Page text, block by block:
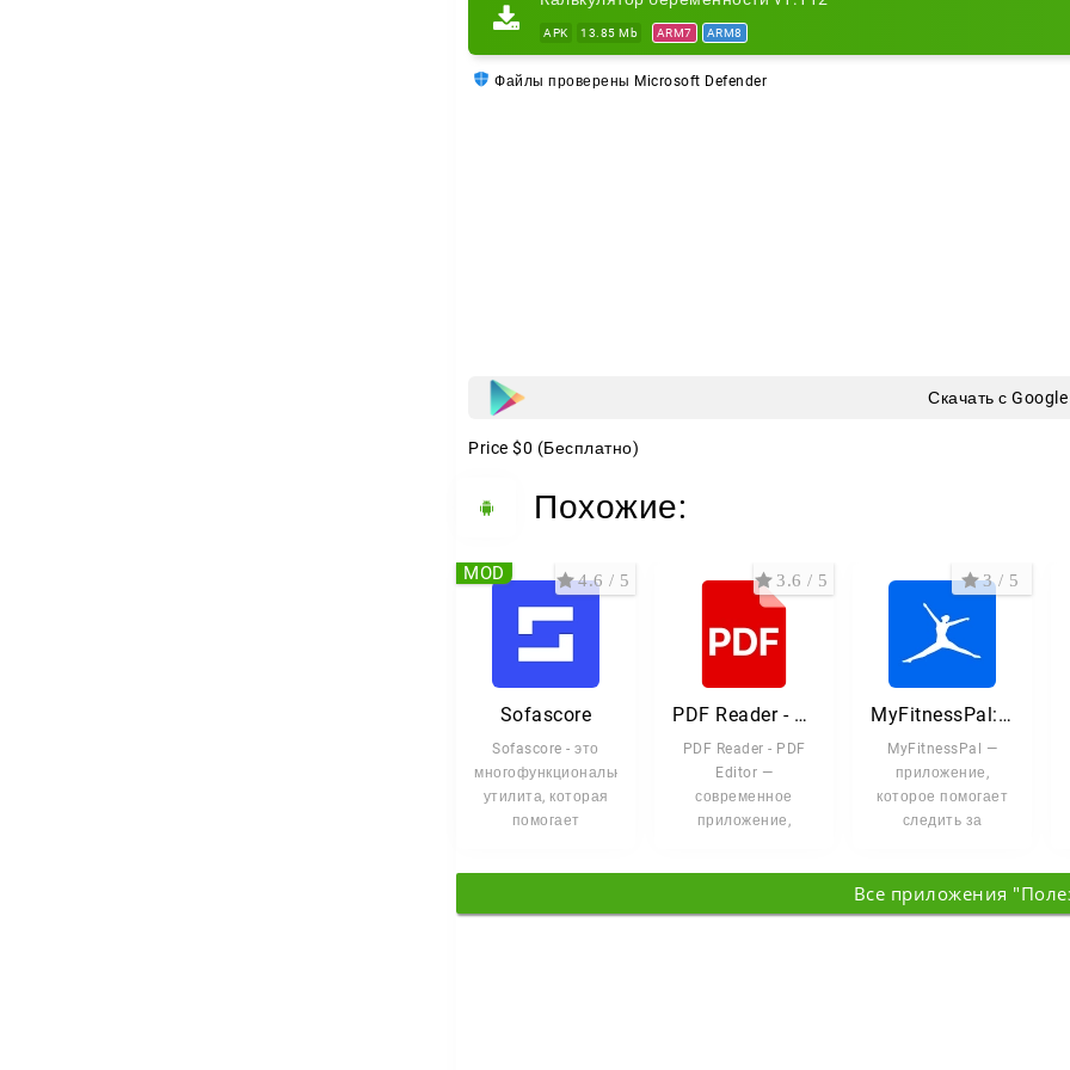
APK 13.85 Mb ARM7 ARM8
Файлы проверены Microsoft Defender
Скачать с
Price $0 (Бесплатно)
Похожие:
Sofascore
Sofascore - это
многофункциональная
утилита, которая
помогает
4.6 / 5
MOD
PDF Reader - Читатель PDF
PDF Reader - PDF
Editor —
современное
приложение,
3.6 / 5
MyFitnessPal: Счетчик калорий
MyFitnessPal —
приложение,
которое помогает
следить за
прогрессом к
вашим
3 / 5
Все приложения